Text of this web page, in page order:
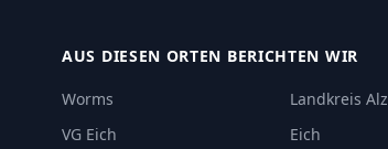
AUS DIESEN ORTEN BERICHTEN WIR
Worms Landkreis
VG Eich
Eich